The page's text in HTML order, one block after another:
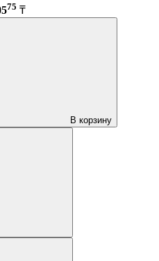
75 ₸
В корзину